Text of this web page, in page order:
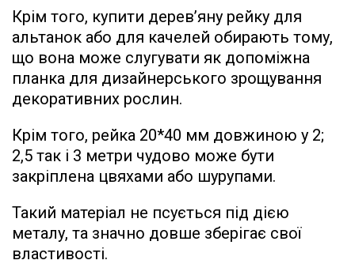
Крім того, купити дерев’яну рейку для
альтанок або для качелей обирають тому,
що вона може слугувати як допоміжна
планка для дизайнерського зрощування
декоративних рослин.
Крім того, рейка 20*40 мм довжиною у 2;
2,5 так і 3 метри чудово може бути
закріплена цвяхами або шурупами.
Такий матеріал не псується під дією
металу, та значно довше зберігає свої
властивості.